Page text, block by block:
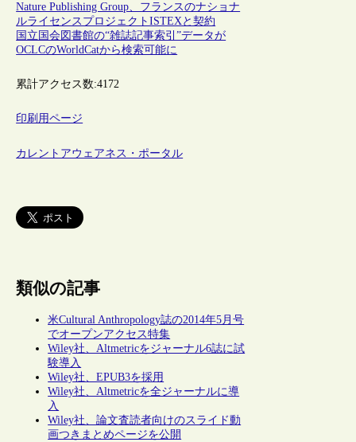
Nature Publishing Group、フランスのナショナ
ルライセンスプロジェクトISTEXと契約
国立国会図書館の“雑誌記事索引”データが
OCLCのWorldCatから検索可能に
累計アクセス数:4172
印刷用ページ
カレントアウェアネス・ポータル
類似の記事
米Cultural Anthropology誌の2014年5月号
でオープンアクセス特集
Wiley社、Altmetricをジャーナル6誌に試
験導入
Wiley社、EPUB3を採用
Wiley社、Altmetricを全ジャーナルに導
入
Wiley社、論文査読者向けのスライド動
画つきまとめページを公開